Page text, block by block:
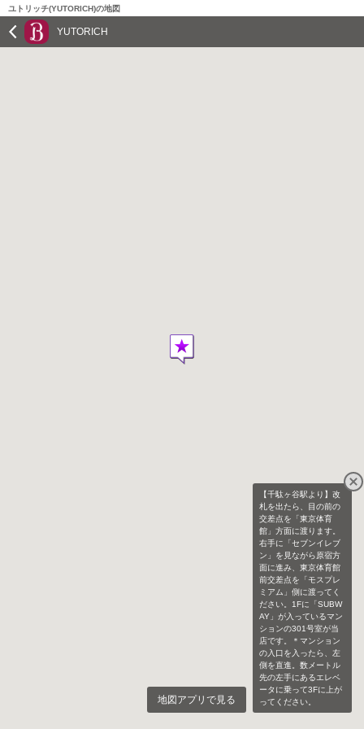
ユトリッチ(YUTORICH)の地図
YUTORICH
【千駄ヶ谷駅より】改
札を出たら、目の前の
交差点を「東京体育
館」方面に渡ります。
右手に「セブンイレブ
ン」を見ながら原宿方
面に進み、東京体育館
前交差点を「モスプレ
ミアム」側に渡ってく
ださい。1Fに「SUBW
AY」が入っているマン
ションの301号室が当
店です。＊マンション
の入口を入ったら、左
側を直進。数メートル
先の左手にあるエレベ
ータに乗って3Fに上が
ってください。
地図アプリで見る